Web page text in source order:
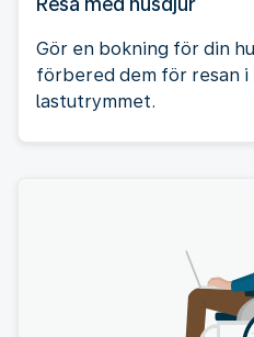
Gör en bokning för din
förbered dem för resan i
lastutrymmet.